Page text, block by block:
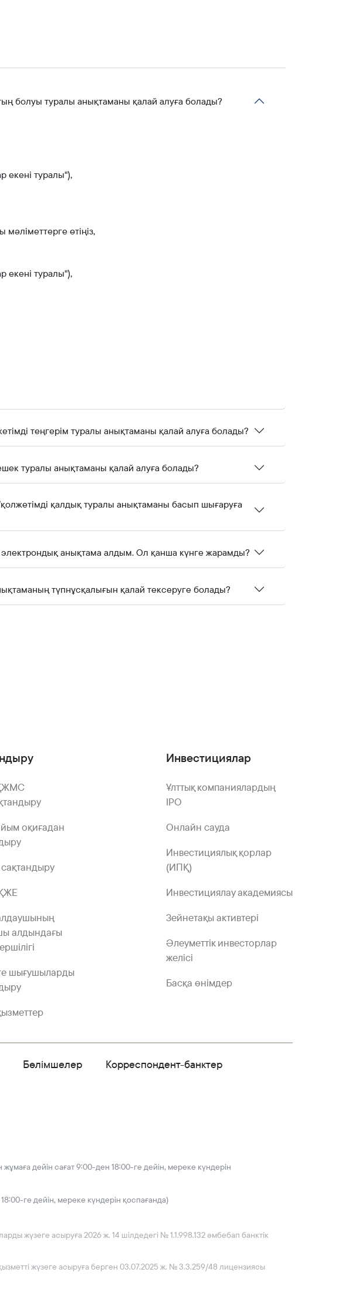
болуы туралы анықтаманы қалай алуға болады?
екені туралы"),
өтіңіз,
екені туралы"),
теңгерім туралы анықтаманы қалай алуға болады?
туралы анықтаманы қалай алуға болады?
қалдық туралы анықтаманы басып шығаруға
анықтама алдым. Ол қанша күнге жарамды?
түпнұсқалығын қалай тексеруге болады?
оқиғадан
сақтандыру
алдындағы
шығушыларды
Инвестициялар
Ұлттық компаниялардың
IPO
Онлайн сауда
Инвестициялық қорлар
(ИПҚ)
Инвестициялау академиясы
Зейнетақы активтері
Әлеуметтік инвесторлар
желісі
Басқа өнімдер
Бөлімшелер
Корреспондент-банктер
дейін сағат 9:00-ден 18:00-ге дейін, мереке күндерін
ге дейін, мереке күндерін қоспағанда)
жүзеге асыруға 2026 ж. 14 шілдедегі № 1.1.998.132 әмбебап банктік
жүзеге асыруға берген 03.07.2025 ж. № 3.3.259/48 лицензиясы